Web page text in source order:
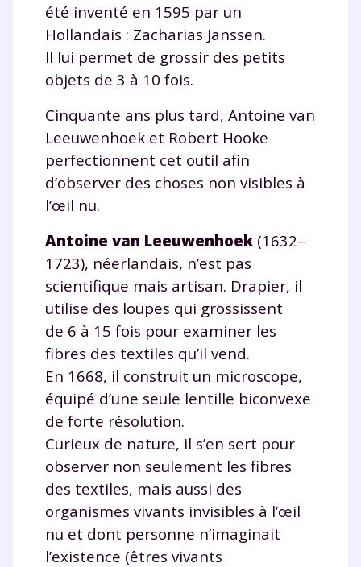
été inventé en 1595 par un
Hollandais : Zacharias Janssen.
Il lui permet de grossir des petits
objets de 3 à 10 fois.
Cinquante ans plus tard, Antoine van
Leeuwenhoek et Robert Hooke
perfectionnent cet outil afin
d’observer des choses non visibles à
l’œil nu.
Antoine van Leeuwenhoek (1632–
1723), néerlandais, n’est pas
scientifique mais artisan. Drapier, il
utilise des loupes qui grossissent
de 6 à 15 fois pour examiner les
fibres des textiles qu’il vend.
En 1668, il construit un microscope,
équipé d’une seule lentille biconvexe
de forte résolution.
Curieux de nature, il s’en sert pour
observer non seulement les fibres
des textiles, mais aussi des
organismes vivants invisibles à l’œil
nu et dont personne n’imaginait
l’existence (êtres vivants